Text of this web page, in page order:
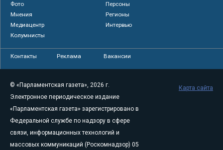
Фото
Персоны
Мнения
Регионы
Медиацентр
Интервью
Колумнисты
Контакты Реклама Вакансии
© «Парламентская газета», 2026 г.
Электронное периодическое издание
«Парламентская газета» зарегистрировано в
Федеральной службе по надзору в сфере
связи, информационных технологий и
массовых коммуникаций (Роскомнадзор) 05
Карта сайта